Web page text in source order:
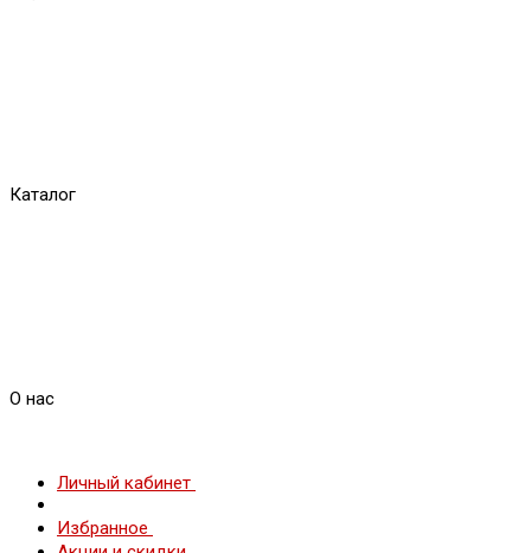
Каталог
О нас
Личный кабинет
Избранное